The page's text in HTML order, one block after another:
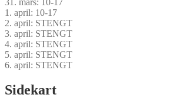
31. mars: 10-17
1. april: 10-17
2. april: STENGT
3. april: STENGT
4. april: STENGT
5. april: STENGT
6. april: STENGT
Sidekart